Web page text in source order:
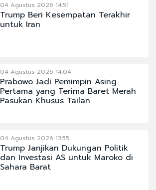
04 Agustus 2026 14:51
Trump Beri Kesempatan Terakhir
untuk Iran
04 Agustus 2026 14:04
Prabowo Jadi Pemimpin Asing
Pertama yang Terima Baret Merah
Pasukan Khusus Tailan
04 Agustus 2026 13:55
Trump Janjikan Dukungan Politik
dan Investasi AS untuk Maroko di
Sahara Barat